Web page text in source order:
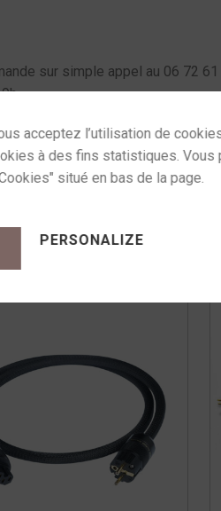
sur simple appel au 06 72
PERSONALIZE